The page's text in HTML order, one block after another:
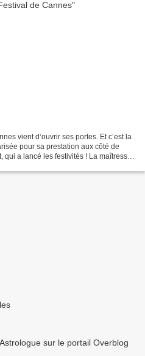
vient d‘ouvrir ses portes. Et c’est la
pour sa prestation aux côté de
a lancé les festivités ! La maîtresse
sur le portail Overblog